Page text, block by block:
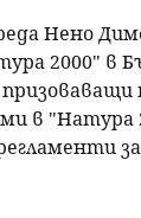
Нено
2000" в
в "Натура